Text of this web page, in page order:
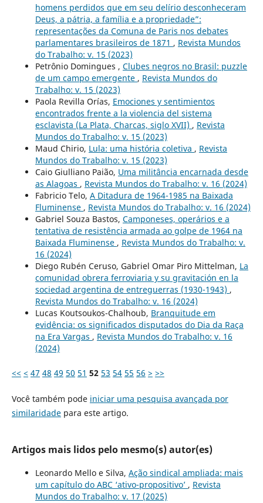
homens perdidos que em seu delírio desconheceram
Deus, a pátria, a família e a propriedade”:
representações da Comuna de Paris nos debates
parlamentares brasileiros de 1871 , Revista Mundos
do Trabalho: v. 15 (2023)
Petrônio Domingues , Clubes negros no Brasil: puzzle
de um campo emergente , Revista Mundos do
Trabalho: v. 15 (2023)
Paola Revilla Orías, Emociones y sentimientos
encontrados frente a la violencia del sistema
esclavista (La Plata, Charcas, siglo XVII) , Revista
Mundos do Trabalho: v. 15 (2023)
Maud Chirio, Lula: uma história coletiva , Revista
Mundos do Trabalho: v. 15 (2023)
Caio Giulliano Paião, Uma militância encarnada desde
as Alagoas , Revista Mundos do Trabalho: v. 16 (2024)
Fabricio Telo, A Ditadura de 1964-1985 na Baixada
Fluminense , Revista Mundos do Trabalho: v. 16 (2024)
Gabriel Souza Bastos, Camponeses, operários e a
tentativa de resistência armada ao golpe de 1964 na
Baixada Fluminense , Revista Mundos do Trabalho: v.
16 (2024)
Diego Rubén Ceruso, Gabriel Omar Piro Mittelman, La
comunidad obrera ferroviaria y su gravitación en la
sociedad argentina de entreguerras (1930-1943) ,
Revista Mundos do Trabalho: v. 16 (2024)
Lucas Koutsoukos-Chalhoub, Branquitude em
evidência: os significados disputados do Dia da Raça
na Era Vargas , Revista Mundos do Trabalho: v. 16
(2024)
<< < 47 48 49 50 51 52 53 54 55 56 > >>
Você também pode iniciar uma pesquisa avançada por
similaridadepara este artigo.
Artigos mais lidos pelo mesmo(s) autor(es)
Leonardo Mello e Silva, Ação sindical ampliada: mais
um capítulo do ABC ‘ativo-propositivo’ , Revista
Mundos do Trabalho: v. 17 (2025)